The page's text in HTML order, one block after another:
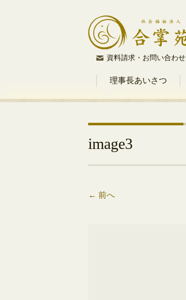
コ
キ
プ
資料請求・お問い合わせ
理事長あいさつ
image3
← 前へ